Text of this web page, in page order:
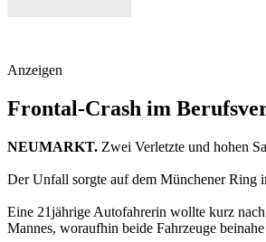
Anzeigen
Frontal-Crash im
NEUMARKT. Zwei Verletzte und hohen
Der Unfall sorgte auf dem Münchener Ring
Eine 21jährige Autofahrerin wollte kurz
Mannes, woraufhin beide Fahrzeuge